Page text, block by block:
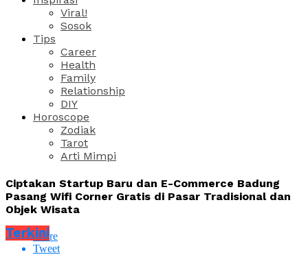
Viral!
Sosok
Tips
Career
Health
Family
Relationship
DIY
Horoscope
Zodiak
Tarot
Arti Mimpi
Ciptakan Startup Baru dan E-Commerce Badung
Pasang Wifi Corner Gratis di Pasar Tradisional dan
Objek Wisata
Share
Tweet
Terkini